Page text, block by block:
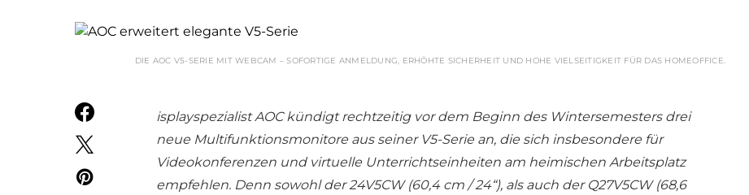
DIE AOC V5-SERIE MIT WEBCAM – SOFORTIGE ANMELDUNG, ERHÖHTE SICHERHEIT UND HOHE VIELSEITIGKEIT FÜR DAS HOMEOFFICE.
isplayspezialist AOC kündigt rechtzeitig vor dem Beginn des Wintersemesters drei
neue Multifunktionsmonitore aus seiner V5-Serie an, die sich insbesondere für
Videokonferenzen und virtuelle Unterrichtseinheiten am heimischen Arbeitsplatz
empfehlen. Denn sowohl der 24V5CW (60,4 cm / 24“), als auch der Q27V5CW (68,6